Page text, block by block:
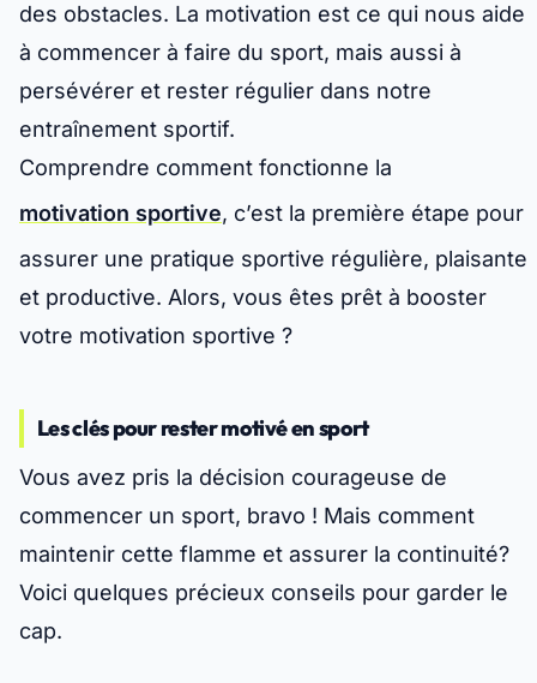
des obstacles. La motivation est ce qui nous aide
à commencer à faire du sport, mais aussi à
persévérer et rester régulier dans notre
entraînement sportif.
Comprendre comment fonctionne la
motivation sportive, c’est la première étape pour
assurer une pratique sportive régulière, plaisante
et productive. Alors, vous êtes prêt à booster
votre motivation sportive ?
Les clés pour rester motivé en sport
Vous avez pris la décision courageuse de
commencer un sport, bravo ! Mais comment
maintenir cette flamme et assurer la continuité?
Voici quelques précieux conseils pour garder le
cap.